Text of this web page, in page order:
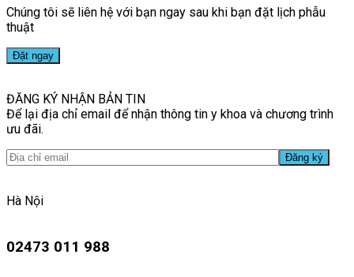
Chúng tôi sẽ liên hệ với bạn ngay sau khi bạn đặt lịch phẫu
thuật
ĐĂNG KÝ NHẬN BẢN TIN
Để lại địa chỉ email để nhận thông tin y khoa và chương trình
ưu đãi.
Hà Nội
02473 011 988